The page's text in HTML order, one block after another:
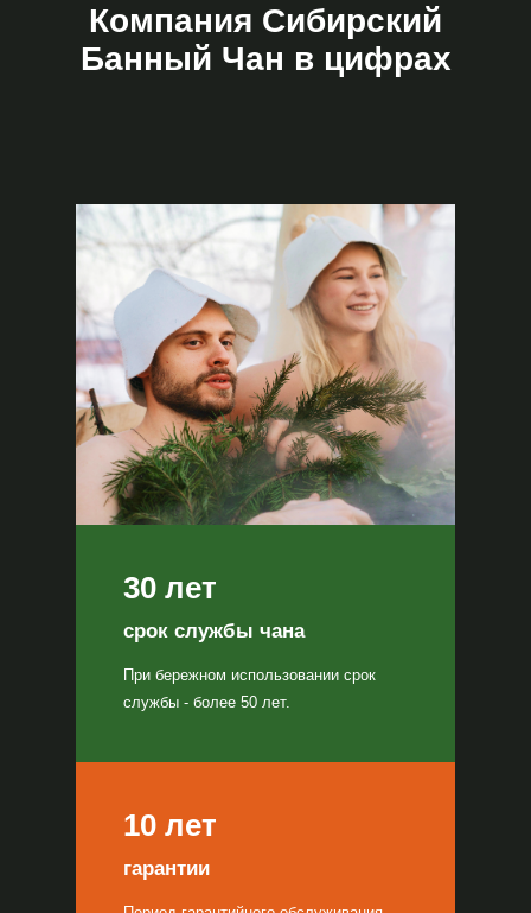
Компания Сибирский
Банный Чан в цифрах
30 лет
10 лет
срок службы чана
гарантии
При бережном использовании срок
службы - более 50 лет.